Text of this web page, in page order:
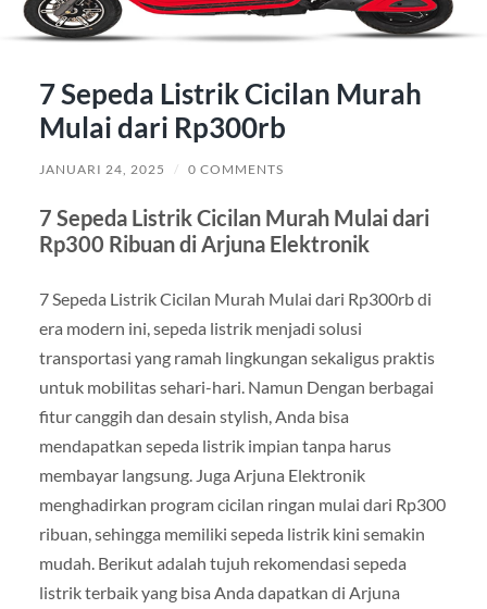
7 Sepeda Listrik Cicilan Murah
Mulai dari Rp300rb
JANUARI 24, 2025 / 0 COMMENTS
7 Sepeda Listrik Cicilan Murah Mulai dari
Rp300 Ribuan di Arjuna Elektronik
7 Sepeda Listrik Cicilan Murah Mulai dari Rp300rb di
era modern ini, sepeda listrik menjadi solusi
transportasi yang ramah lingkungan sekaligus praktis
untuk mobilitas sehari-hari. Namun Dengan berbagai
fitur canggih dan desain stylish, Anda bisa
mendapatkan sepeda listrik impian tanpa harus
membayar langsung. Juga Arjuna Elektronik
menghadirkan program cicilan ringan mulai dari Rp300
ribuan, sehingga memiliki sepeda listrik kini semakin
mudah. Berikut adalah tujuh rekomendasi sepeda
listrik terbaik yang bisa Anda dapatkan di Arjuna